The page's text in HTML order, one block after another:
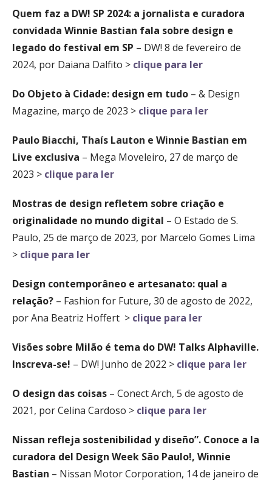
Quem faz a DW! SP 2024: a jornalista e curadora
convidada Winnie Bastian fala sobre design e
legado do festival em SP – DW! 8 de fevereiro de
2024, por Daiana Dalfito > clique para ler
Do Objeto à Cidade: design em tudo – & Design
Magazine, março de 2023 > clique para ler
Paulo Biacchi, Thaís Lauton e Winnie Bastian em
Live exclusiva – Mega Moveleiro, 27 de março de
2023 > clique para ler
Mostras de design refletem sobre criação e
originalidade no mundo digital – O Estado de S.
Paulo, 25 de março de 2023, por Marcelo Gomes Lima
> clique para ler
Design contemporâneo e artesanato: qual a
relação? – Fashion for Future, 30 de agosto de 2022,
por Ana Beatriz Hoffert > clique para ler
Visões sobre Milão é tema do DW! Talks Alphaville.
Inscreva-se! – DW! Junho de 2022 > clique para ler
O design das coisas – Conect Arch, 5 de agosto de
2021, por Celina Cardoso > clique para ler
Nissan refleja sostenibilidad y diseño”. Conoce a la
curadora del Design Week São Paulo!, Winnie
Bastian – Nissan Motor Corporation, 14 de janeiro de